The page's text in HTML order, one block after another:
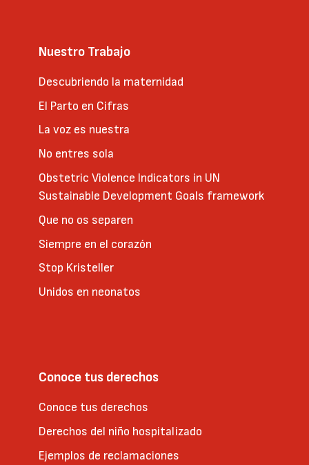
Nuestro Trabajo
Descubriendo la maternidad
El Parto en Cifras
La voz es nuestra
No entres sola
Obstetric Violence Indicators in UN
Sustainable Development Goals framework
Que no os separen
Siempre en el corazón
Stop Kristeller
Unidos en neonatos
Conoce tus derechos
Conoce tus derechos
Derechos del niño hospitalizado
Ejemplos de reclamaciones